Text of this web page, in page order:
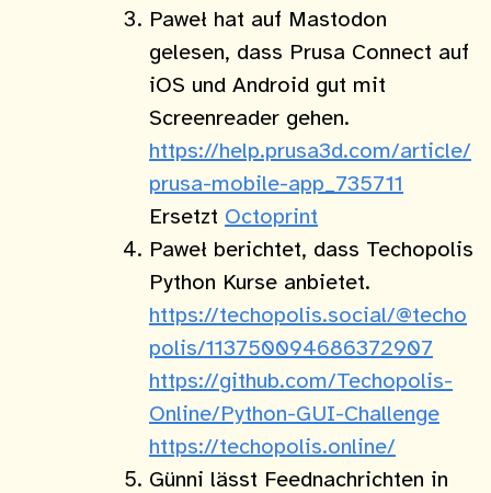
Paweł hat auf Mastodon
gelesen, dass Prusa Connect auf
iOS und Android gut mit
Screenreader gehen.
https://help.prusa3d.com/article/
prusa-mobile-app_735711
Ersetzt Octoprint
Paweł berichtet, dass Techopolis
Python Kurse anbietet.
https://techopolis.social/@techo
polis/113750094686372907
https://github.com/Techopolis-
Online/Python-GUI-Challenge
https://techopolis.online/
Günni lässt Feednachrichten in